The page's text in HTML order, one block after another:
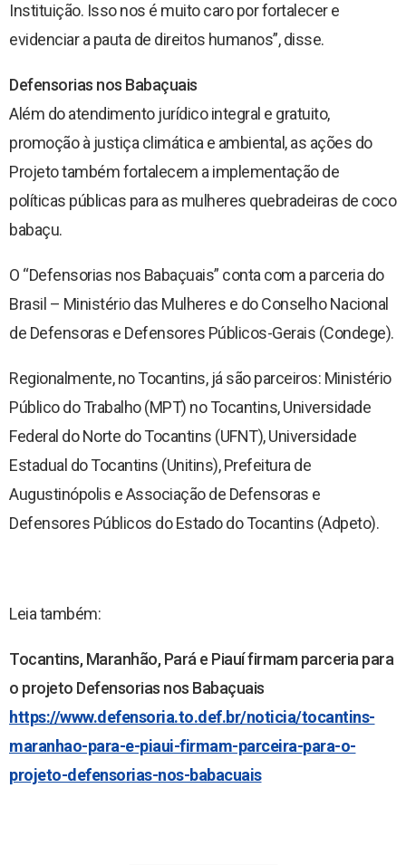
Instituição. Isso nos é muito caro por fortalecer e
evidenciar a pauta de direitos humanos”, disse.
Defensorias nos Babaçuais
Além do atendimento jurídico integral e gratuito,
promoção à justiça climática e ambiental, as ações do
Projeto também fortalecem a implementação de
políticas públicas para as mulheres quebradeiras de coco
babaçu.
O “Defensorias nos Babaçuais” conta com a parceria do
Brasil – Ministério das Mulheres e do Conselho Nacional
de Defensoras e Defensores Públicos-Gerais (Condege).
Regionalmente, no Tocantins, já são parceiros: Ministério
Público do Trabalho (MPT) no Tocantins, Universidade
Federal do Norte do Tocantins (UFNT), Universidade
Estadual do Tocantins (Unitins), Prefeitura de
Augustinópolis e Associação de Defensoras e
Defensores Públicos do Estado do Tocantins (Adpeto).
Leia também:
Tocantins, Maranhão, Pará e Piauí firmam parceria para
o projeto Defensorias nos Babaçuais
https://www.defensoria.to.def.br/noticia/tocantins-
maranhao-para-e-piaui-firmam-parceira-para-o-
projeto-defensorias-nos-babacuais